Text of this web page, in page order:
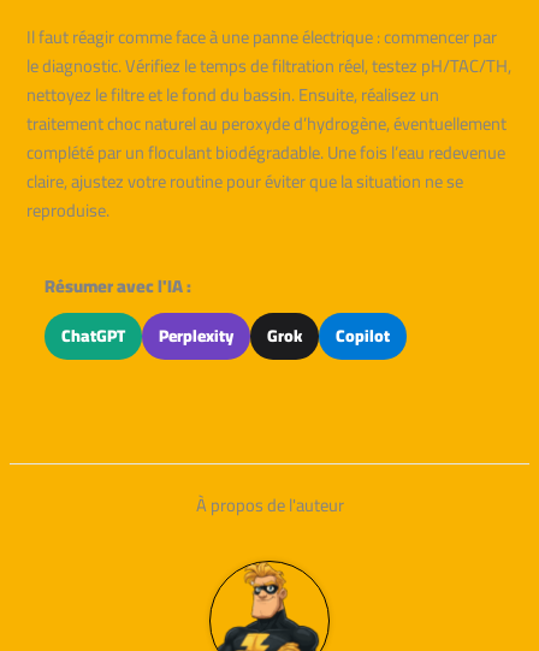
Il faut réagir comme face à une panne électrique : commencer par
le diagnostic. Vérifiez le temps de filtration réel, testez pH/TAC/TH,
nettoyez le filtre et le fond du bassin. Ensuite, réalisez un
traitement choc naturel au peroxyde d’hydrogène, éventuellement
complété par un floculant biodégradable. Une fois l’eau redevenue
claire, ajustez votre routine pour éviter que la situation ne se
reproduise.
Résumer avec l'IA :
ChatGPT Perplexity Grok Copilot
À propos de l'auteur